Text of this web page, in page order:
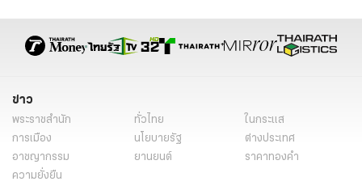
ข่าว
พระราชสำนัก ทั่วไทย
ในกระแส
การเมือง
นโยบายรัฐ
ต่างประเทศ
อาชญากรรม
ยานยนต์
ราคาทองคำ
ความยั่งยืน